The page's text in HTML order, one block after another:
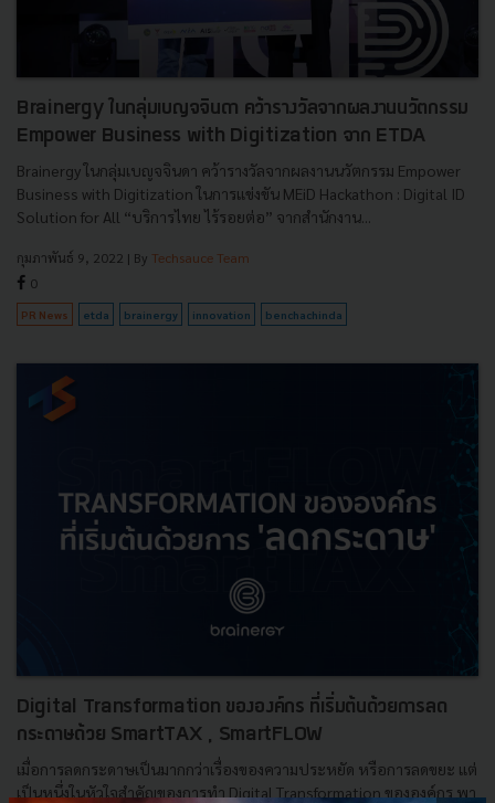
Brainergy ในกลุ่มเบญจจินดา คว้ารางวัลจากผลงานนวัตกรรม
Empower Business with Digitization จาก ETDA
Brainergy ในกลุ่มเบญจจินดา คว้ารางวัลจากผลงานนวัตกรรม Empower
Business with Digitization ในการแข่งขัน MEiD Hackathon : Digital ID
Solution for All “บริการไทย ไร้รอยต่อ” จากสำนักงาน...
กุมภาพันธ์ 9, 2022 | By Techsauce Team
0
PR News etda brainergy innovation benchachinda
Digital Transformation ขององค์กร ที่เริ่มต้นด้วยการลด
กระดาษด้วย SmartTAX , SmartFLOW
เมื่อการลดกระดาษเป็นมากกว่าเรื่องของความประหยัด หรือการลดขยะ แต่
เป็นหนึ่งในหัวใจสำคัญของการทำ Digital Transformation ขององค์กร พา